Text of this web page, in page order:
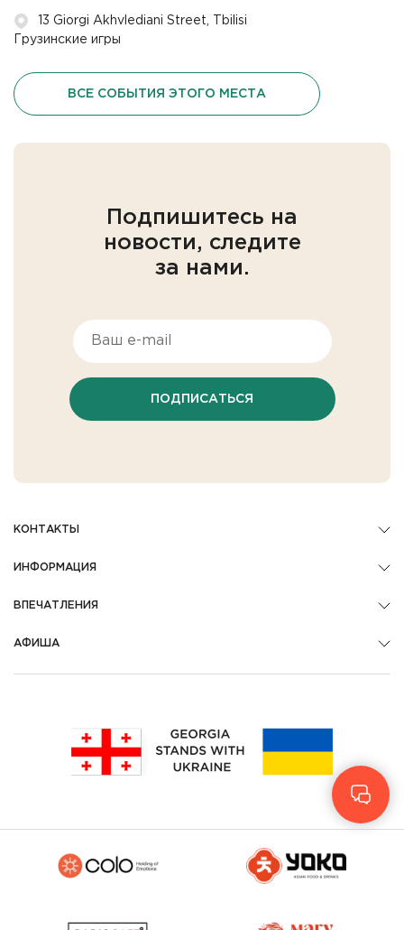
13 Giorgi Akhvlediani Street, Tbilisi
Грузинские игры
ВСЕ СОБЫТИЯ ЭТОГО МЕСТА
Подпишитесь на
новости, следите
за нами.
ПОДПИСАТЬСЯ
КОНТАКТЫ
ИНФОРМАЦИЯ
ВПЕЧАТЛЕНИЯ
АФИША